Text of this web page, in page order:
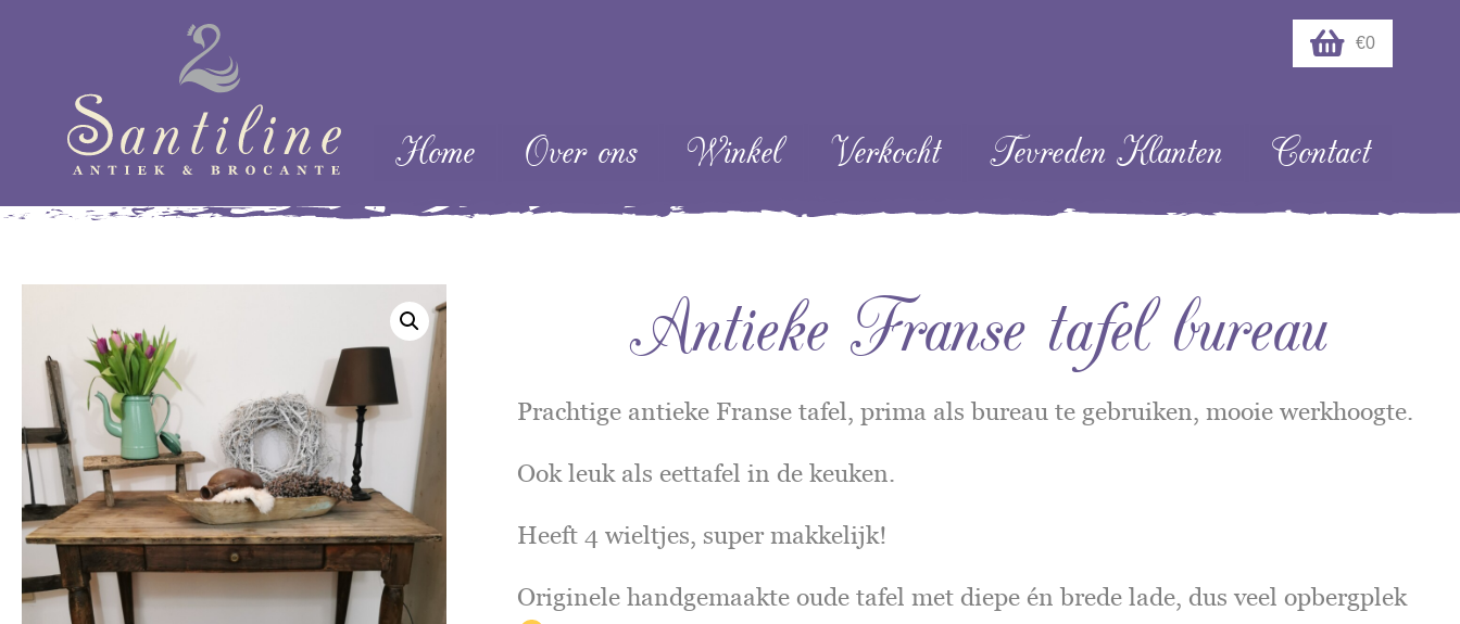
€0
Menu
Skip naar content
Home Over ons Winkel Verkocht Tevreden Klanten Contact
Antieke Franse tafel bureau
Prachtige antieke Franse tafel, prima als bureau te gebruiken, mooie werkhoogte.
Ook leuk als eettafel in de keuken.
Heeft 4 wieltjes, super makkelijk!
Originele handgemaakte oude tafel met diepe én brede lade, dus veel opbergplek